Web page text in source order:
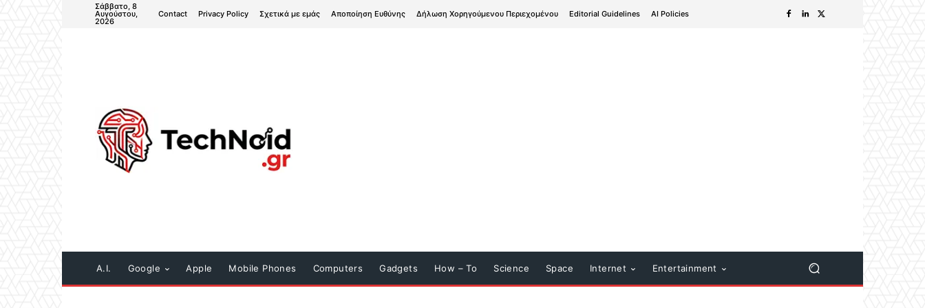
Σάββατο, 8
Αυγούστου,
2026
Contact Privacy Policy Σχετικά με εμάς Αποποίηση Ευθύνης Δήλωση Χορηγούμενου Περιεχομένου Editorial Guidelines AI Policies
A.I. Google Apple Mobile Phones Computers Gadgets How – To Science Space Internet Entertainment